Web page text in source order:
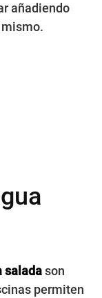
añadiendo
saladason
permiten